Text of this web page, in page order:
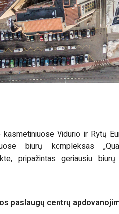
kasmetiniuose Vidurio ir Rytų
biurų kompleksas
pripažintas geriausiu
paslaugų centrų